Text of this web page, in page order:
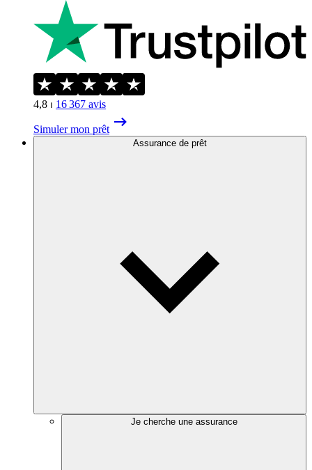
4,8 ⏐ 16 367 avis
Simuler mon prêt
Assurance de prêt
Je cherche une assurance